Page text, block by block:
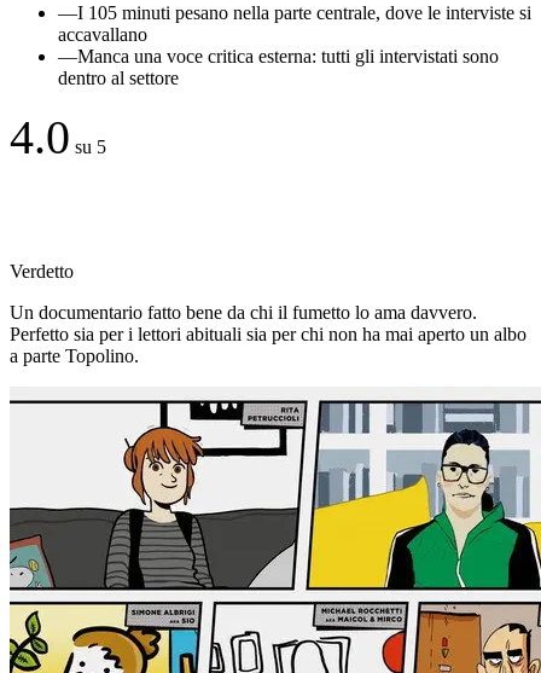
—I 105 minuti pesano nella parte centrale, dove le interviste si
accavallano
—Manca una voce critica esterna: tutti gli intervistati sono
dentro al settore
4.0 su 5
Verdetto
Un documentario fatto bene da chi il fumetto lo ama davvero.
Perfetto sia per i lettori abituali sia per chi non ha mai aperto un albo
a parte Topolino.